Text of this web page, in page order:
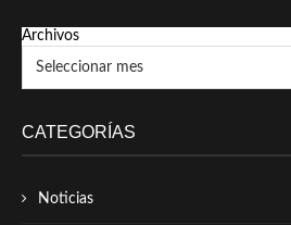
Archivos
CATEGORÍAS
Noticias